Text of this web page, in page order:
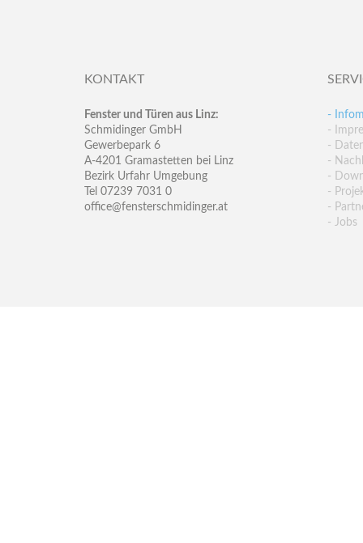
KONTAKT
Fenster und Türen aus Linz:
Schmidinger GmbH
Gewerbepark 6
A-4201 Gramastetten bei Linz
Bezirk Urfahr Umgebung
Tel 07239 7031 0
office@fensterschmidinger.at
-
-
-
-
-
-
-
- Jobs